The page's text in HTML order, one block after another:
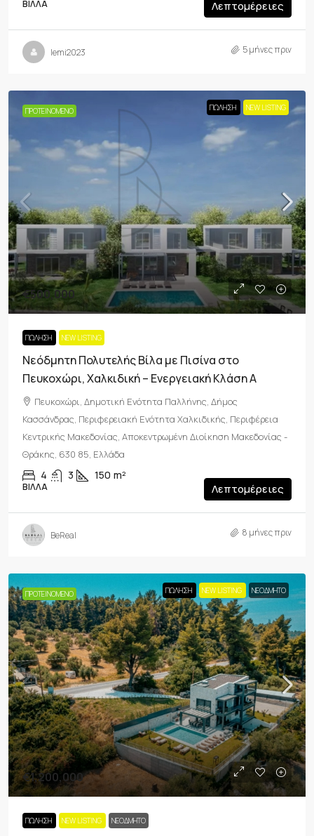
ΒΊΛΛΑ Λεπτομέρειες
lemi2023 5 μήνες πριν
ΠΡΟΤΕΙΝΌΜΕΝΟ ΠΏΛΗΣΗ NEW LISTING
€500,000
ΠΏΛΗΣΗ NEW LISTING
Νεόδμητη Πολυτελής Βίλα με Πισίνα στο
Πευκοχώρι, Χαλκιδική – Ενεργειακή Κλάση Α
Πευκοχώρι, Δημοτική Ενότητα Παλλήνης, Δήμος
Κασσάνδρας, Περιφερειακή Ενότητα Χαλκιδικής, Περιφέρεια
Κεντρικής Μακεδονίας, Αποκεντρωμένη Διοίκηση Μακεδονίας -
Θράκης, 630 85, Ελλάδα
4 3 150 m²
ΒΊΛΛΑ Λεπτομέρειες
BeReal 8 μήνες πριν
ΠΡΟΤΕΙΝΌΜΕΝΟ ΠΏΛΗΣΗ NEW LISTING ΝΕΟΔΜΗΤΟ
€1,200,000
ΠΏΛΗΣΗ NEW LISTING ΝΕΟΔΜΗΤΟ